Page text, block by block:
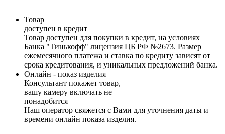
Товар
доступен в кредит
Товар доступен для покупки в кредит, на условиях
Банка "Тинькофф" лицензия ЦБ РФ №2673. Размер
ежемесячного платежа и ставка по кредиту зависят от
срока кредитования, и уникальных предложений банка.
Онлайн - показ изделия
Консультант покажет товар,
вашу камеру включать не
понадобится
Наш оператор свяжется с Вами для уточнения даты и
времени онлайн показа изделия.